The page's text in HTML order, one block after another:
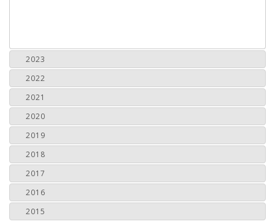
2023
2022
2021
2020
2019
2018
2017
2016
2015